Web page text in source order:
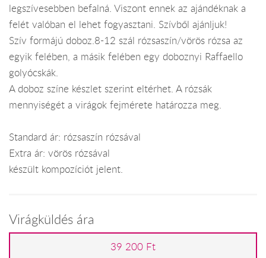
legszívesebben befalná. Viszont ennek az ajándéknak a
felét valóban el lehet fogyasztani. Szívből ajánljuk!
Szív formájú doboz.8-12 szál rózsaszín/vörös rózsa az
egyik felében, a másik felében egy doboznyi Raffaello
golyócskák.
A doboz színe készlet szerint eltérhet. A rózsák
mennyiségét a virágok fejmérete határozza meg.
Standard ár: rózsaszín rózsával
Extra ár: vörös rózsával
készült kompozíciót jelent.
Virágküldés ára
39 200 Ft